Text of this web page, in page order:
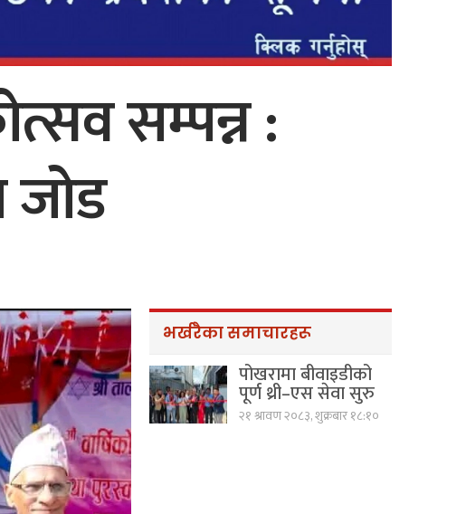
सम्पन्न :
जोड
भर्खरैका समाचारहरू
पोखरामा बीवाइडीको
पूर्ण थ्री–एस सेवा सुरु
२१ श्रावण २०८३, शुक्रबार १८:१०